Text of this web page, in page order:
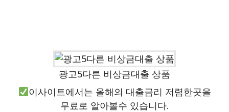
광고5다른 비상금대출 상품
이사이트에서는 올해의 대출금리 저렴한곳을
무료로 알아볼수 있습니다.